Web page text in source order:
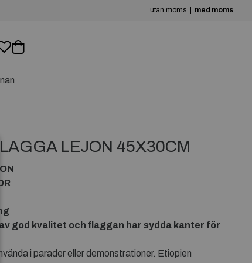
utan moms med moms
LEJON 45X30CM
god kvalitet och flaggan har sydda kanter för
i parader eller demonstrationer. Etiopien